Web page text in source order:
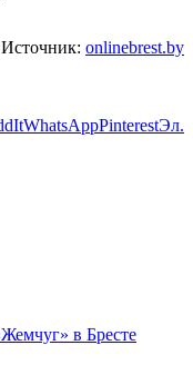
Источник: onlinebrest.by
WhatsAppPinterestЭл.
в Бресте